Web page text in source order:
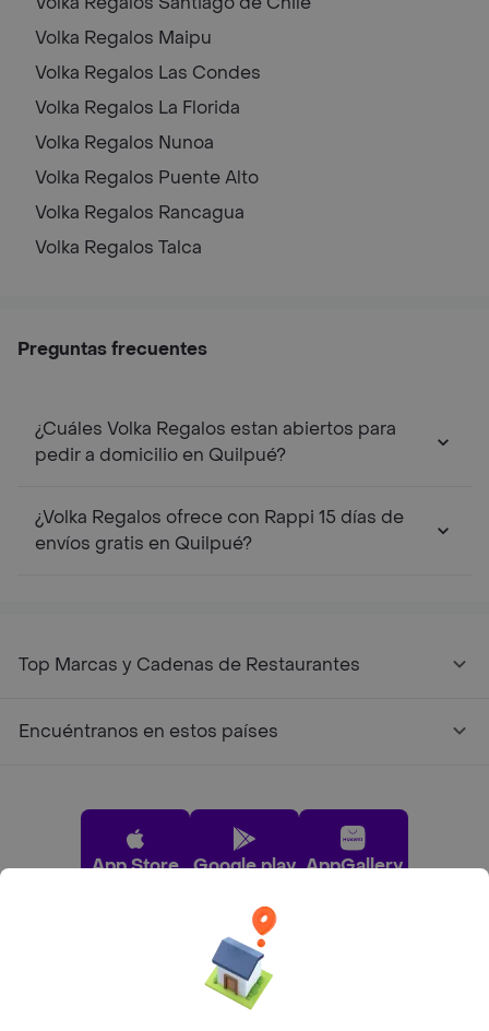
Volka Regalos Maipu
Volka Regalos Las Condes
Volka Regalos La Florida
Volka Regalos Nunoa
Volka Regalos Puente Alto
Volka Regalos Rancagua
Volka Regalos Talca
Preguntas frecuentes
¿Cuáles Volka Regalos estan abiertos para
pedir a domicilio en Quilpué?
¿Volka Regalos ofrece con Rappi 15 días de
envíos gratis en Quilpué?
Top Marcas y Cadenas de Restaurantes
Encuéntranos en estos países
App Store Google play AppGallery
Pide tu comida favorita cerca de ti